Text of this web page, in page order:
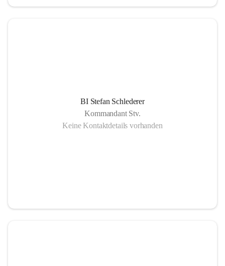
BI Stefan Schlederer
Kommandant Stv.
Keine Kontaktdetails vorhanden